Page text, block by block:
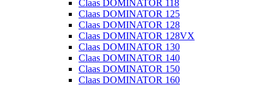
Claas DOMINATOR 118
Claas DOMINATOR 125
Claas DOMINATOR 128
Claas DOMINATOR 128VX
Claas DOMINATOR 130
Claas DOMINATOR 140
Claas DOMINATOR 150
Claas DOMINATOR 160